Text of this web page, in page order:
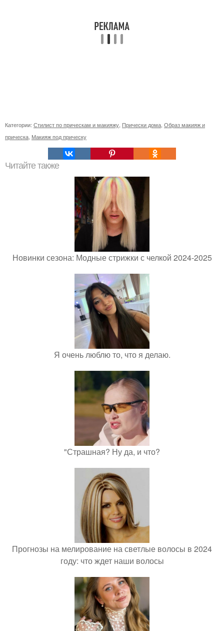
Категории: Стилист по прическам и макияжу Прически дома Образ макияж и
прическа Макияж под прическу
Читайте также
Новинки сезона: Модные стрижки с челкой 2024-2025
Я очень люблю то, что я делаю.
"Страшная? Ну да, и что?
Прогнозы на мелирование на светлые волосы в 2024
году: что ждет наши волосы